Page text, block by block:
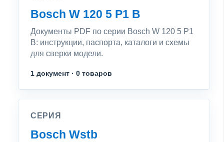
Bosch W 120 5 P1 B
Документы PDF по серии Bosch W 120 5 P1
B: инструкции, паспорта, каталоги и схемы
для сверки модели.
1 документ · 0 товаров
СЕРИЯ
Bosch Wstb